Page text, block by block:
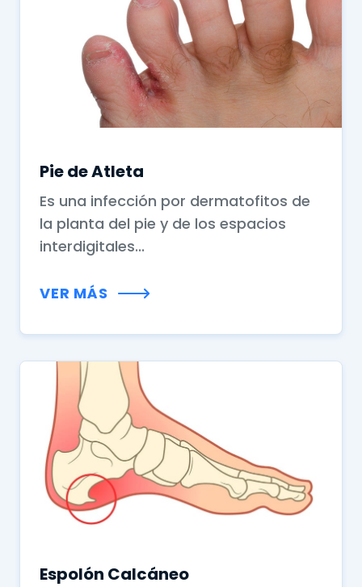
Pie de Atleta
Es una infección por dermatofitos de
la planta del pie y de los espacios
interdigitales...
VER MÁS
Espolón Calcáneo